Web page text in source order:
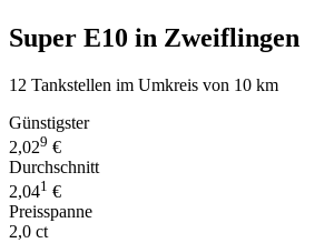
Super E10 in Zweiflingen
12 Tankstellen im Umkreis von 10 km
Günstigster
2,029 €
Durchschnitt
2,041 €
Preisspanne
2,0 ct